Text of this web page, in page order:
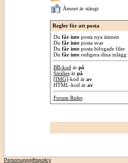
Ämnet är stängt
Regler för att posta
Du får inteposta nya ämnen
Du får inteposta svar
Du får inteposta bifogade filer
Du får interedigera dina inlägg
BB-kod är på
Smiliesär på
[IMG]-kod är av
HTML-kod är av
Forum Rules
Personuppgiftspolicy